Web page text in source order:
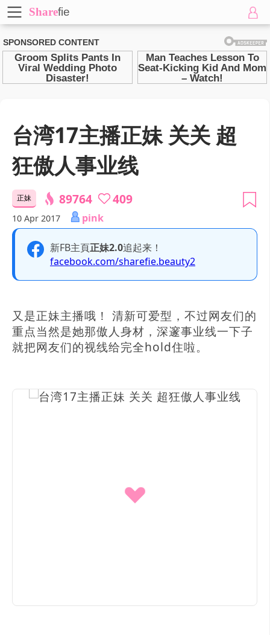
Sharefie
台湾17主播正妹 关关 超
狂傲人事业线
正妹 89764 409
10 Apr 2017 pink
新FB主頁正妹2.0追起来！
facebook.com/sharefie.beauty2
又是正妹主播哦！ 清新可爱型，不过网友们的
重点当然是她那傲人身材，深邃事业线一下子
就把网友们的视线给完全hold住啦。